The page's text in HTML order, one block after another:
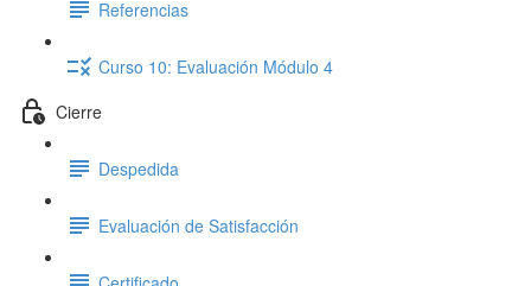
Referencias
Curso 10: Evaluación Módulo 4
Cierre
Despedida
Evaluación de Satisfacción